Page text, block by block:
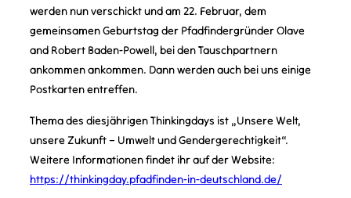
werden nun verschickt und am 22. Februar, dem
gemeinsamen Geburtstag der Pfadfindergründer Olave
and Robert Baden-Powell, bei den Tauschpartnern
ankommen ankommen. Dann werden auch bei uns einige
Postkarten entreffen.
Thema des diesjährigen Thinkingdays ist „Unsere Welt,
unsere Zukunft – Umwelt und Gendergerechtigkeit“.
Weitere Informationen findet ihr auf der Website:
https://thinkingday.pfadfinden-in-deutschland.de/